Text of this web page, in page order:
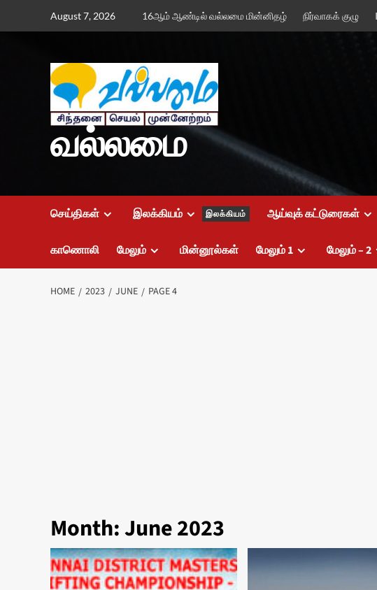
August 7, 2026 16ஆம் ஆண்டில் வல்லமை மின்னிதழ் நிர்வாகக் குழு
வல்லமை
செய்திகள் இலக்கியம் இலக்கியம் ஆய்வுக் கட்டுரைகள்
காணொலி மேலும் மின்னூல்கள் மேலும் 1 மேலும் – 2
HOME 2023 JUNE PAGE 4
Month:June 2023